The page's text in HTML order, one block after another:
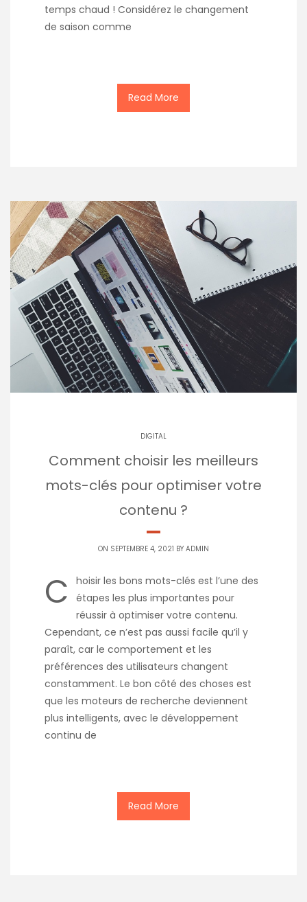
temps chaud ! Considérez le changement
de saison comme
Read More
DIGITAL
Comment choisir les meilleurs
mots-clés pour optimiser votre
contenu ?
ON SEPTEMBRE 4, 2021 BY ADMIN
C
hoisir les bons mots-clés est l’une des
étapes les plus importantes pour
réussir à optimiser votre contenu.
Cependant, ce n’est pas aussi facile qu’il y
paraît, car le comportement et les
préférences des utilisateurs changent
constamment. Le bon côté des choses est
que les moteurs de recherche deviennent
plus intelligents, avec le développement
continu de
Read More